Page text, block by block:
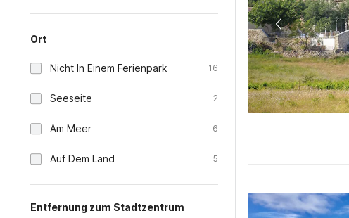
Ort
Nicht In Einem Ferienpark 16
Seeseite 2
Am Meer 6
Auf Dem Land 5
Entfernung zum Stadtzentrum